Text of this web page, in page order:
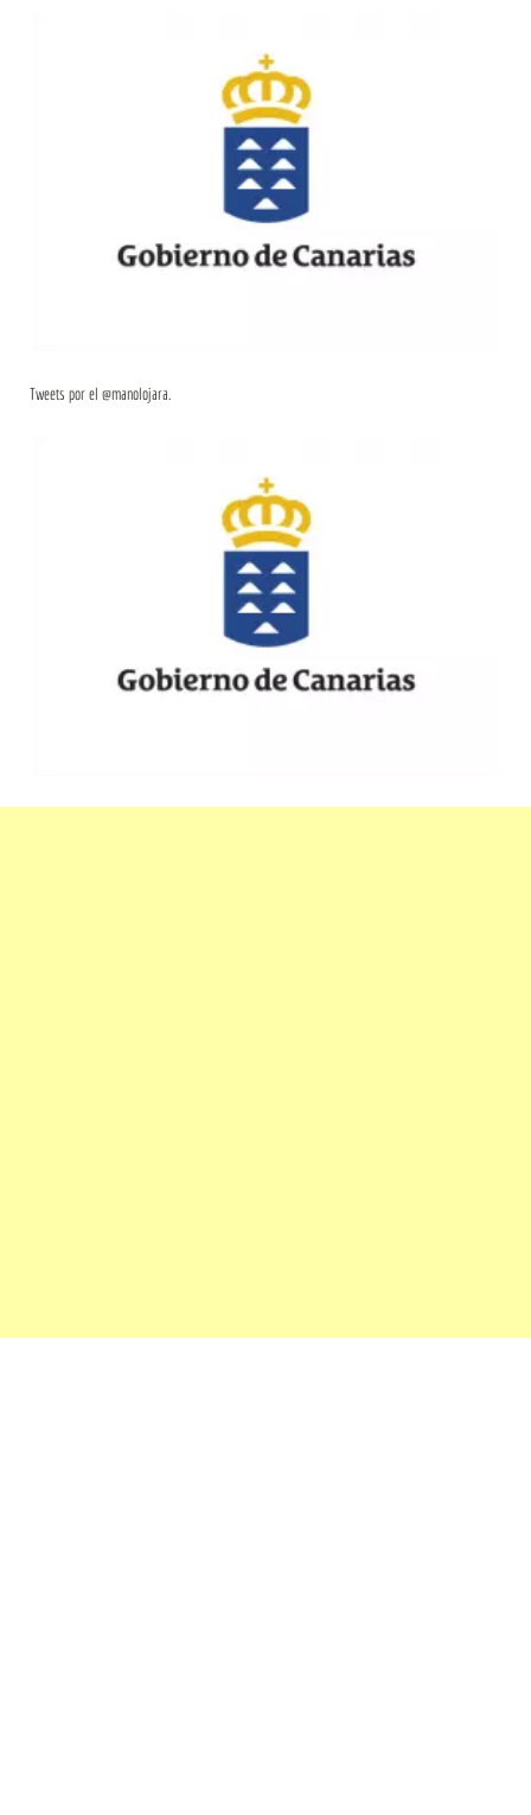
Tweets por el @manolojara.